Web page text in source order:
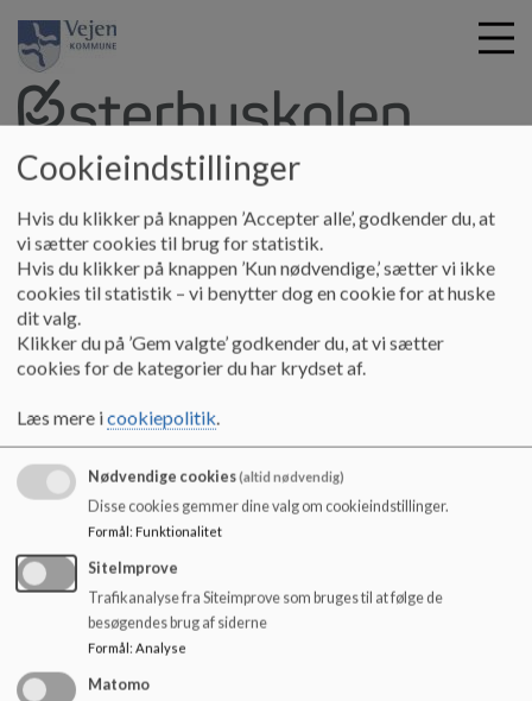
Om skolen Skolebestyrelsen
Skolebestyrelsen
tilknyttede klasser 2025/2026
Skolebestyrelsen tilknyttede
klasser 2025/2026
-
Dokumenter
SB -klassetilknytning 25-26 .pdf
Østerbyskolen
Cookieindstillinger
Hvis du klikker på knappen ’Accepter alle’, godkender du, at
vi sætter cookies til brug for statistik.
Hvis du klikker på knappen ’Kun nødvendige,’ sætter vi ikke
cookies til statistik – vi benytter dog en cookie for at huske
dit valg.
Klikker du på ’Gem valgte’ godkender du, at vi sætter
cookies for de kategorier du har krydset af.
Læs mere icookiepolitik.
Nødvendige cookies(altid nødvendig)
Disse cookies gemmer dine valg om cookieindstillinger.
Formål: Funktionalitet
SiteImprove
Trafikanalyse fra Siteimprove som bruges til at følge de
besøgendes brug af siderne
Formål: Analyse
Matomo